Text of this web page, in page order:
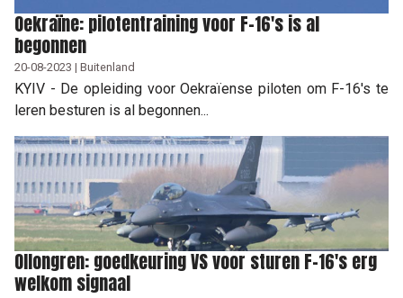
Oekraïne: pilotentraining voor F-16's is al
begonnen
20-08-2023 | Buitenland
KYIV - De opleiding voor Oekraïense piloten om F-16's te
leren besturen is al begonnen...
Ollongren: goedkeuring VS voor sturen F-16's erg
welkom signaal